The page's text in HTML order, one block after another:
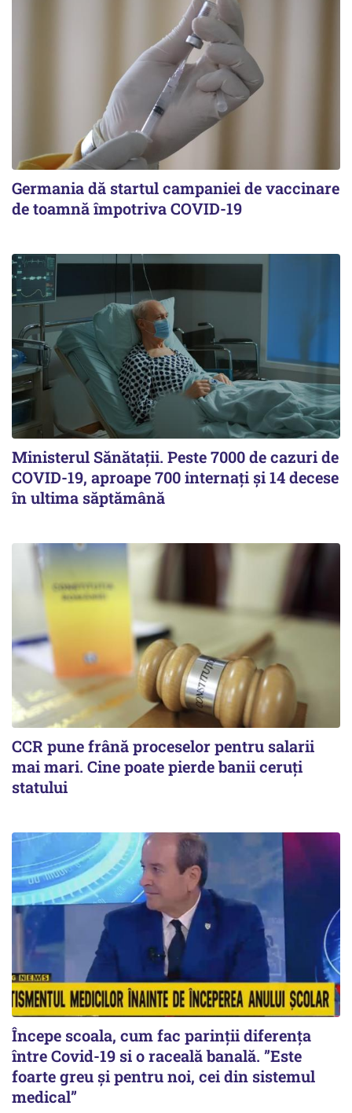
Germania dă startul campaniei de vaccinare
de toamnă împotriva COVID-19
Ministerul Sănătații. Peste 7000 de cazuri de
COVID-19, aproape 700 internați și 14 decese
în ultima săptămână
CCR pune frână proceselor pentru salarii
mai mari. Cine poate pierde banii ceruți
statului
Începe scoala, cum fac parinții diferența
între Covid-19 si o raceală banală. ”Este
foarte greu și pentru noi, cei din sistemul
medical”